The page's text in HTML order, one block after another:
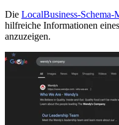
Die LocalBusiness-Schema-
hilfreiche Informationen
anzuzeigen.